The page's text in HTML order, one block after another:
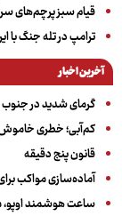
قیام سبز پرچم‌های
ترامپ در تله جنگ با
آخرین اخبار
گرمای شدید در جنوب و
کم‌آبی؛ خطری
قانون پنج دقیقه
آماده‌سازی مواکب
ساعت هوشمند اوپو،